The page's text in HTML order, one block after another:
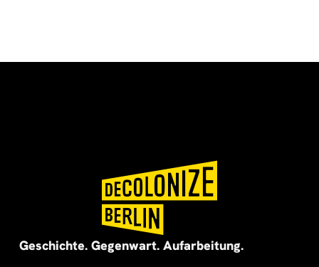
🌍
🌞
Geschichte. Gegenwart. Aufarbeitung.